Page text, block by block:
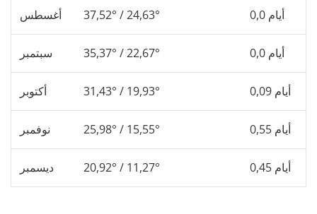
أغسطس 37,52° / 24,63° 0,0 أيام
سبتمبر 35,37° / 22,67° 0,0 أيام
أكتوبر 31,43° / 19,93° 0,09 أيام
نوفمبر 25,98° / 15,55° 0,55 أيام
ديسمبر 20,92° / 11,27° 0,45 أيام